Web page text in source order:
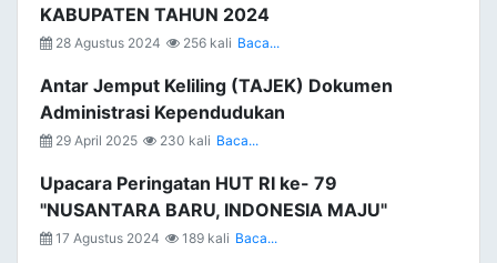
KABUPATEN TAHUN 2024
28 Agustus 2024 256 kali Baca...
Antar Jemput Keliling (TAJEK) Dokumen
Administrasi Kependudukan
29 April 2025 230 kali Baca...
Upacara Peringatan HUT RI ke- 79
"NUSANTARA BARU, INDONESIA MAJU"
17 Agustus 2024 189 kali Baca...